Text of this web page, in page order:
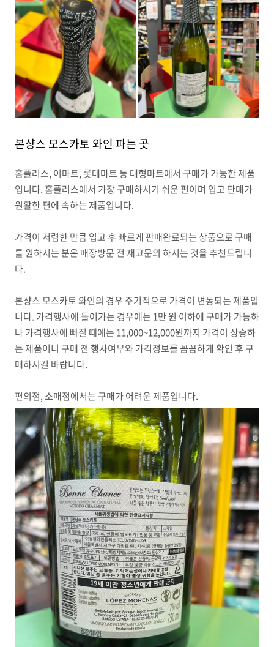
본샹스 모스카토 와인 파는 곳
홈플러스, 이마트, 롯데마트 등 대형마트에서 구매가 가능한 제품
입니다. 홈플러스에서 가장 구매하시기 쉬운 편이며 입고 판매가
원활한 편에 속하는 제품입니다.
가격이 저렴한 만큼 입고 후 빠르게 판매완료되는 상품으로 구매
를 원하시는 분은 매장방문 전 재고문의 하시는 것을 추천드립니
다.
본샹스 모스카토 와인의 경우 주기적으로 가격이 변동되는 제품입
니다. 가격행사에 들어가는 경우에는 1만 원 이하에 구매가 가능하
나 가격행사에 빠질 때에는 11,000~12,000원까지 가격이 상승하
는 제품이니 구매 전 행사여부와 가격정보를 꼼꼼하게 확인 후 구
매하시길 바랍니다.
편의점, 소매점에서는 구매가 어려운 제품입니다.